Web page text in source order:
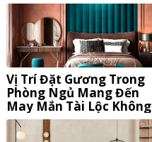
Vị Trí Đặt Gương Trong
Phòng Ngủ Mang Đến
May Mắn Tài Lộc Không
Phải Ai Cũng Biết